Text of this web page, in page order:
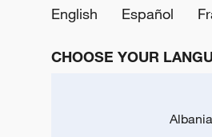
English
Español
CHOOSE YOUR